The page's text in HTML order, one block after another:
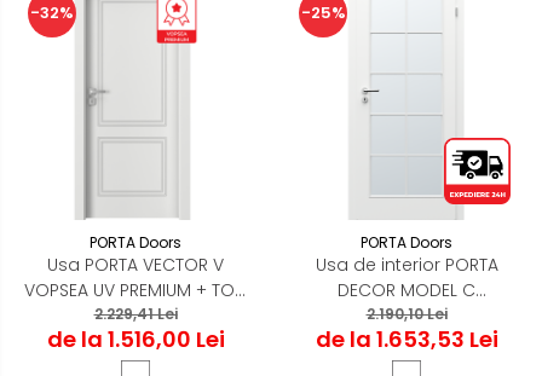
-32%
PORTA Doors
Usa PORTA VECTOR V
VOPSEA UV PREMIUM + TOC
PORTA SYSTEM
2.229,41 Lei
de la 1.516,00 Lei
-25%
PORTA Doors
Usa de interior PORTA
DECOR MODEL C
PORTADECOR + TOC PORTA
SYSTEM
2.190,10 Lei
de la 1.653,53 Lei